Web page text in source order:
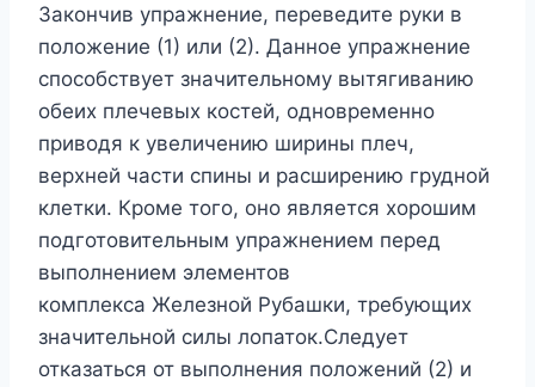
Закончив упражнение, переведите руки в
положение (1) или (2). Данное упражнение
способствует значительному вытягиванию
обеих плечевых костей, одновременно
приводя к увеличению ширины плеч,
верхней части спины и расширению грудной
клетки. Кроме того, оно является хорошим
подготовительным упражнением перед
выполнением элементов
комплекса Железной Рубашки, требующих
значительной силы лопаток.Следует
отказаться от выполнения положений (2) и